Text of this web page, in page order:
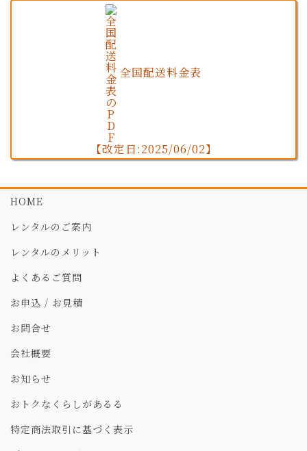
全国配送料金表
【改定日:2025/06/02】
HOME
レンタルのご案内
レンタルのメリット
よくあるご質問
お申込 / お見積
お問合せ
会社概要
お知らせ
おトクなくらしがあるる
特定商法取引に基づく表示